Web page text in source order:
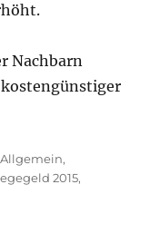
Nachbarn
Kategorien
Allgemein,
2015,